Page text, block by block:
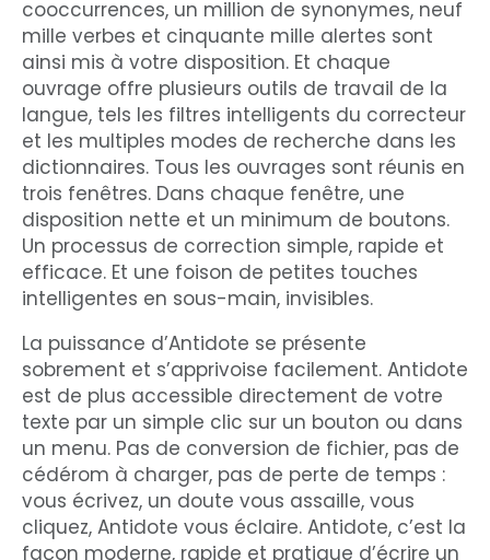
cooccurrences, un million de synonymes, neuf
mille verbes et cinquante mille alertes sont
ainsi mis à votre disposition. Et chaque
ouvrage offre plusieurs outils de travail de la
langue, tels les filtres intelligents du correcteur
et les multiples modes de recherche dans les
dictionnaires. Tous les ouvrages sont réunis en
trois fenêtres. Dans chaque fenêtre, une
disposition nette et un minimum de boutons.
Un processus de correction simple, rapide et
efficace. Et une foison de petites touches
intelligentes en sous-main, invisibles.
La puissance d’Antidote se présente
sobrement et s’apprivoise facilement. Antidote
est de plus accessible directement de votre
texte par un simple clic sur un bouton ou dans
un menu. Pas de conversion de fichier, pas de
cédérom à charger, pas de perte de temps :
vous écrivez, un doute vous assaille, vous
cliquez, Antidote vous éclaire. Antidote, c’est la
façon moderne, rapide et pratique d’écrire un